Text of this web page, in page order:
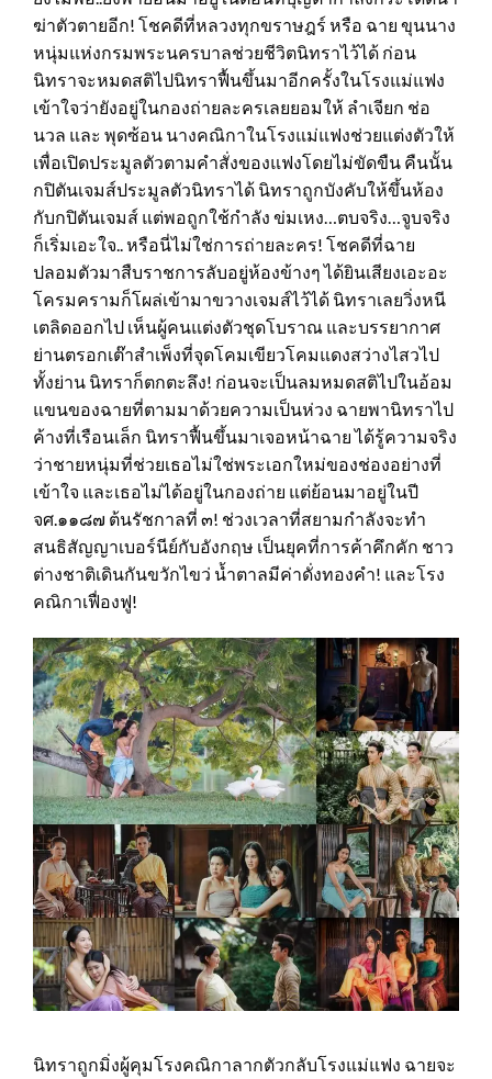
ฆ่าตัวตายอีก! โชคดีที่หลวงทุกขราษฎร์ หรือ ฉาย ขุนนาง
หนุ่มแห่งกรมพระนครบาลช่วยชีวิตนิทราไว้ได้ ก่อน
นิทราจะหมดสติไปนิทราฟื้นขึ้นมาอีกครั้งในโรงแม่แฟง
เข้าใจว่ายังอยู่ในกองถ่ายละครเลยยอมให้ ลำเจียก ช่อ
นวล และ พุดซ้อน นางคณิกาในโรงแม่แฟงช่วยแต่งตัวให้
เพื่อเปิดประมูลตัวตามคำสั่งของแฟงโดยไม่ขัดขืน คืนนั้น
กปิตันเจมส์ประมูลตัวนิทราได้ นิทราถูกบังคับให้ขึ้นห้อง
กับกปิตันเจมส์ แต่พอถูกใช้กำลัง ข่มเหง…ตบจริง…จูบจริง
ก็เริ่มเอะใจ.. หรือนี่ไม่ใช่การถ่ายละคร! โชคดีที่ฉาย
ปลอมตัวมาสืบราชการลับอยู่ห้องข้างๆ ได้ยินเสียงเอะอะ
โครมครามก็โผล่เข้ามาขวางเจมส์ไว้ได้ นิทราเลยวิ่งหนี
เตลิดออกไป เห็นผู้คนแต่งตัวชุดโบราณ และบรรยากาศ
ย่านตรอกเต๊าสำเพ็งที่จุดโคมเขียวโคมแดงสว่างไสวไป
ทั้งย่าน นิทราก็ตกตะลึง! ก่อนจะเป็นลมหมดสติไปในอ้อม
แขนของฉายที่ตามมาด้วยความเป็นห่วง ฉายพานิทราไป
ค้างที่เรือนเล็ก นิทราฟื้นขึ้นมาเจอหน้าฉาย ได้รู้ความจริง
ว่าชายหนุ่มที่ช่วยเธอไม่ใช่พระเอกใหม่ของช่องอย่างที่
เข้าใจ และเธอไม่ได้อยู่ในกองถ่าย แต่ย้อนมาอยู่ในปี
จศ.๑๑๘๗ ต้นรัชกาลที่ ๓! ช่วงเวลาที่สยามกำลังจะทำ
สนธิสัญญาเบอร์นีย์กับอังกฤษ เป็นยุคที่การค้าคึกคัก ชาว
ต่างชาติเดินกันขวักไขว่ น้ำตาลมีค่าดั่งทองคำ! และโรง
คณิกาเฟื่องฟู!
นิทราถูกมิ่งผู้คุมโรงคณิกาลากตัวกลับโรงแม่แฟง ฉายจะ